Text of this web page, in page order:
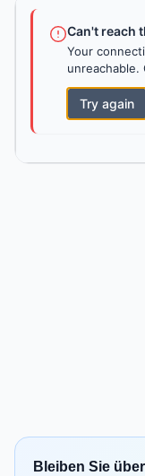
Can't reach
Your
unreachable.
Try again
Bleiben Sie